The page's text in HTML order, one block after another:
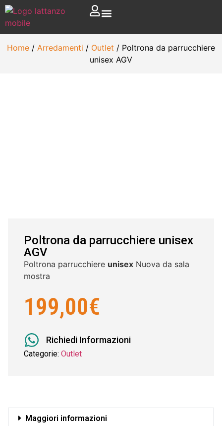
Home / Arredamenti / Outlet / Poltrona da parrucchiere
unisex AGV
Poltrona da parrucchiere unisex
AGV
Poltrona parrucchiere unisex Nuova da sala
mostra
199,00€
Richiedi Informazioni
Categorie: Outlet
Maggiori informazioni